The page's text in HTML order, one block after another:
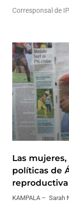
Corresponsal de
Las
políticas de
reproductiva
KAMPALA – Sarah